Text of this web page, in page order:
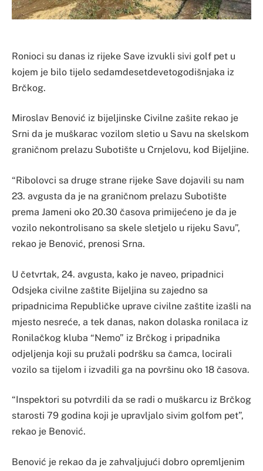
Ronioci su danas iz rijeke Save izvukli sivi golf pet u
kojem je bilo tijelo sedamdesetdevetogodišnjaka iz
Brčkog.
Miroslav Benović iz bijeljinske Civilne zašite rekao je
Srni da je muškarac vozilom sletio u Savu na skelskom
graničnom prelazu Subotište u Crnjelovu, kod Bijeljine.
“Ribolovci sa druge strane rijeke Save dojavili su nam
23. avgusta da je na graničnom prelazu Subotište
prema Jameni oko 20.30 časova primijećeno je da je
vozilo nekontrolisano sa skele sletjelo u rijeku Savu”,
rekao je Benović, prenosi Srna.
U četvrtak, 24. avgusta, kako je naveo, pripadnici
Odsjeka civilne zaštite Bijeljina su zajedno sa
pripadnicima Republičke uprave civilne zaštite izašli na
mjesto nesreće, a tek danas, nakon dolaska ronilaca iz
Ronilačkog kluba “Nemo” iz Brčkog i pripadnika
odjeljenja koji su pružali podršku sa čamca, locirali
vozilo sa tijelom i izvadili ga na površinu oko 18 časova.
“Inspektori su potvrdili da se radi o muškarcu iz Brčkog
starosti 79 godina koji je upravljalo sivim golfom pet”,
rekao je Benović.
Benović je rekao da je zahvaljujući dobro opremljenim